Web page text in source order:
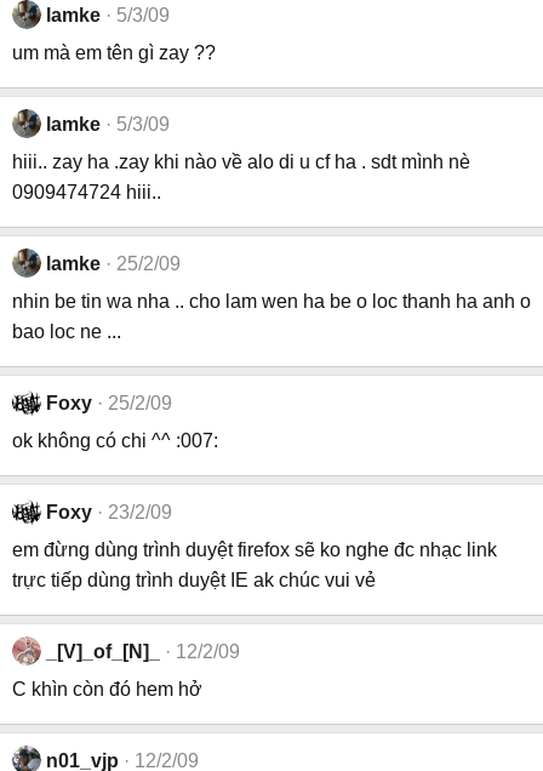
lamke
5/3/09
um mà em tên gì zay ??
lamke
5/3/09
hiii.. zay ha .zay khi nào về alo di u cf ha . sdt mình nè
0909474724 hiii..
lamke
25/2/09
nhin be tin wa nha .. cho lam wen ha be o loc thanh ha anh o
bao loc ne ...
Foxy
25/2/09
ok không có chi ^^ :007:
Foxy
23/2/09
em đừng dùng trình duyệt firefox sẽ ko nghe đc nhạc link
trực tiếp dùng trình duyệt IE ak chúc vui vẻ
_[V]_of_[N]_
12/2/09
C khìn còn đó hem hở
n01_vjp 12/2/09